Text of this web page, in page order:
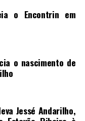
o Encontrin em
o nascimento de
Jessé Andarilho,